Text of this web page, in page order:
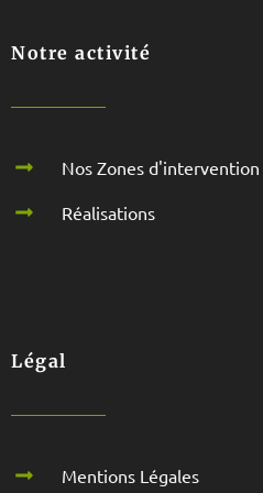
Notre activité
Nos Zones d'intervention
Réalisations
Légal
Mentions Légales